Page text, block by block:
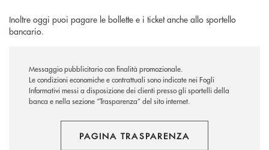
Inoltre oggi puoi pagare le bollette e i ticket anche allo sportello
bancario.
Messaggio pubblicitario con finalità promozionale.
Le condizioni economiche e contrattuali sono indicate nei Fogli
Informativi messi a disposizione dei clienti presso gli sportelli della
banca e nella sezione “Trasparenza” del sito internet.
PAGINA TRASPARENZA